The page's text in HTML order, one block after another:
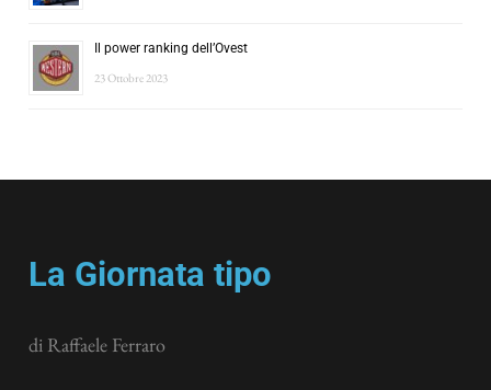
Il power ranking dell’Ovest
23 Ottobre 2023
La Giornata tipo
di Raffaele Ferraro